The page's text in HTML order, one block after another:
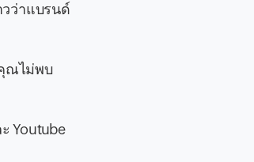
ว่าแบรนด์
ณไม่พบ
Youtube